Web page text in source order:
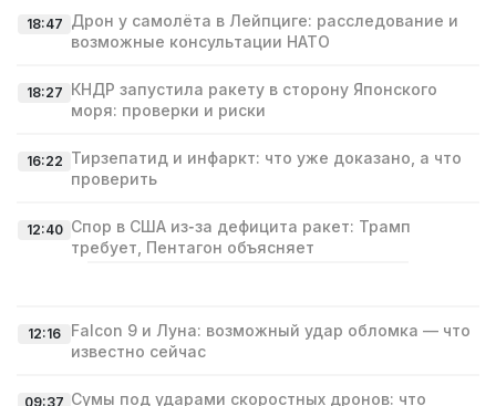
18:47 Дрон у самолёта в Лейпциге: расследование и
возможные консультации НАТО
18:27 КНДР запустила ракету в сторону Японского
моря: проверки и риски
16:22 Тирзепатид и инфаркт: что уже доказано, а что
проверить
12:40 Спор в США из‑за дефицита ракет: Трамп
требует, Пентагон объясняет
12:16
Falcon 9 и Луна: возможный удар обломка — что
известно сейчас
09:37 Сумы под ударами скоростных дронов: что